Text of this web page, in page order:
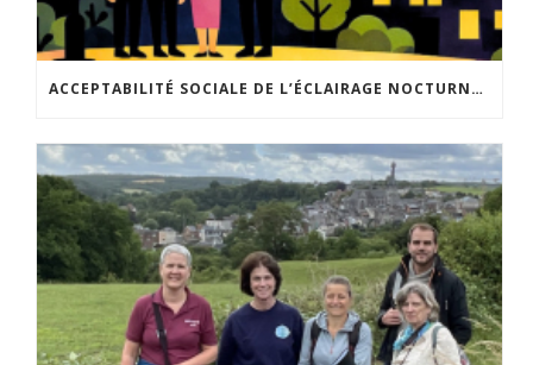
ACCEPTABILITÉ SOCIALE DE L’ÉCLAIRAGE NOCTURNE : LE REPLAY EST DISPONIBLE